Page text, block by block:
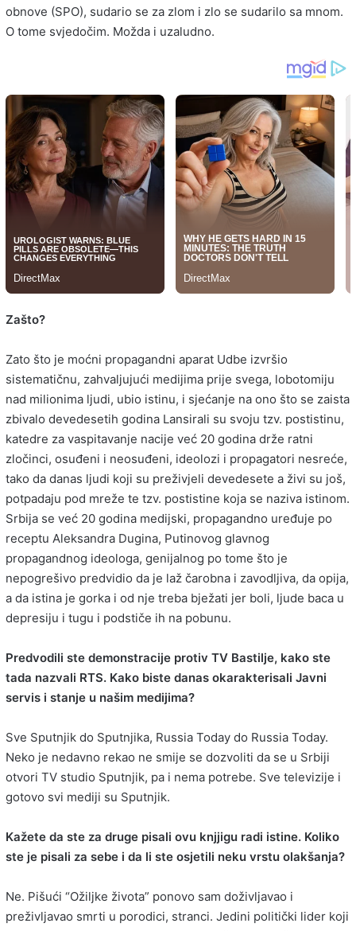
obnove (SPO), sudario se za zlom i zlo se sudarilo sa mnom.
O tome svjedočim. Možda i uzaludno.
Zašto?
Zato što je moćni propagandni aparat Udbe izvršio
sistematičnu, zahvaljujući medijima prije svega, lobotomiju
nad milionima ljudi, ubio istinu, i sjećanje na ono što se zaista
zbivalo devedesetih godina Lansirali su svoju tzv. postistinu,
katedre za vaspitavanje nacije već 20 godina drže ratni
zločinci, osuđeni i neosuđeni, ideolozi i propagatori nesreće,
tako da danas ljudi koji su preživjeli devedesete a živi su još,
potpadaju pod mreže te tzv. postistine koja se naziva istinom.
Srbija se već 20 godina medijski, propagandno uređuje po
receptu Aleksandra Dugina, Putinovog glavnog
propagandnog ideologa, genijalnog po tome što je
nepogrešivo predvidio da je laž čarobna i zavodljiva, da opija,
a da istina je gorka i od nje treba bježati jer boli, ljude baca u
depresiju i tugu i podstiče ih na pobunu.
Predvodili ste demonstracije protiv TV Bastilje, kako ste
tada nazvali RTS. Kako biste danas okarakterisali Javni
servis i stanje u našim medijima?
Sve Sputnjik do Sputnjika, Russia Today do Russia Today.
Neko je nedavno rekao ne smije se dozvoliti da se u Srbiji
otvori TV studio Sputnjik, pa i nema potrebe. Sve televizije i
gotovo svi mediji su Sputnjik.
Kažete da ste za druge pisali ovu knjjigu radi istine. Koliko
ste je pisali za sebe i da li ste osjetili neku vrstu olakšanja?
Ne. Pišući “Ožiljke života” ponovo sam doživljavao i
preživljavao smrti u porodici, stranci. Jedini politički lider koji